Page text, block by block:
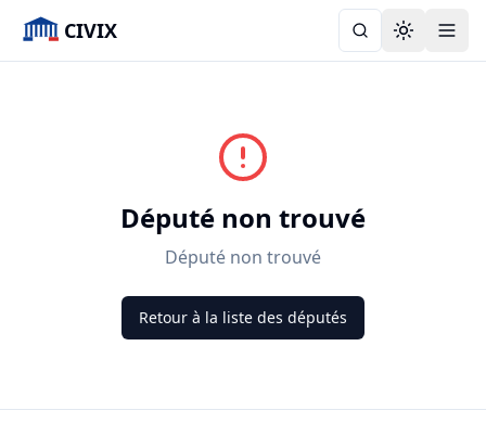
CIVIX Toggle
Député non trouvé
Député non trouvé
Retour à la liste des députés